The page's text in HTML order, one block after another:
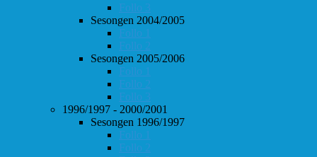
Follo 3
Sesongen 2004/2005
Follo 1
Follo 2
Sesongen 2005/2006
Follo 1
Follo 2
Follo 3
1996/1997 - 2000/2001
Sesongen 1996/1997
Follo 1
Follo 2